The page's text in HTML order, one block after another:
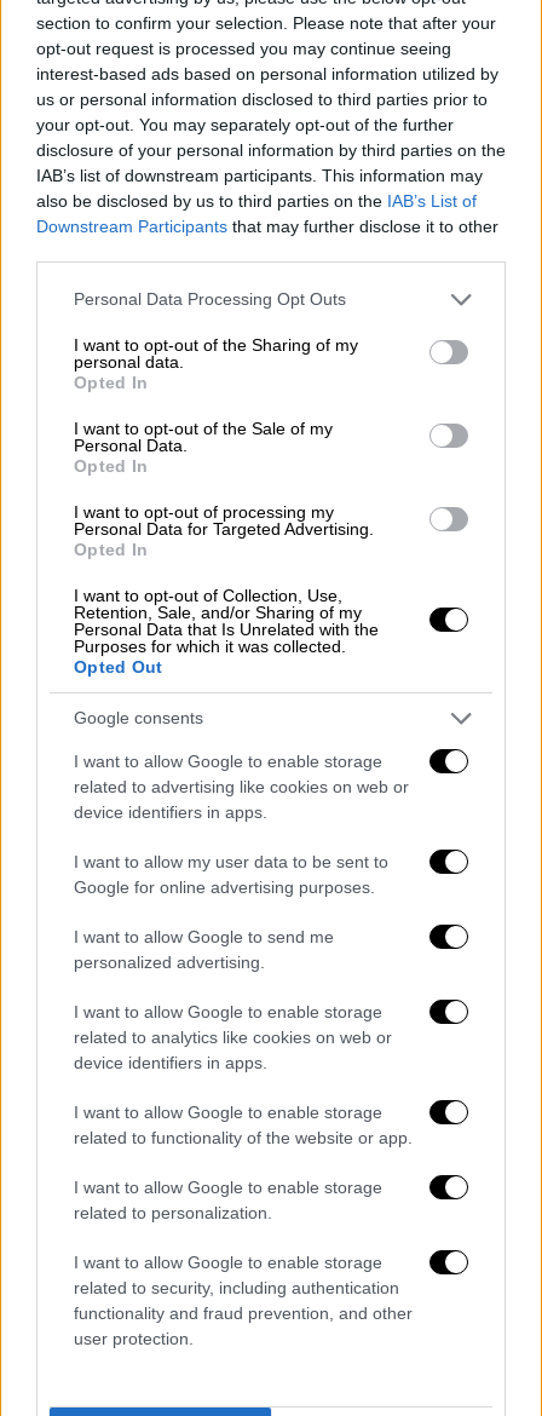
section to confirm your selection. Please note that after your
opt-out request is processed you may continue seeing
interest-based ads based on personal information utilized by
us or personal information disclosed to third parties prior to
your opt-out. You may separately opt-out of the further
disclosure of your personal information by third parties on the
IAB’s list of downstream participants. This information may
also be disclosed by us to third parties on the IAB’s List of
Downstream Participants that may further disclose it to other
Please note that this website/app uses one or more Google
not limited to your visit or usage behaviour. You may click to
grant or deny consent to Google and its third-party tags to
use your data for below specified purposes in below Google
consent section.
Personal Data Processing Opt Outs
I want to opt-out of the Sharing of my
personal data.
Opted In
I want to opt-out of the Sale of my
Personal Data.
Opted In
I want to opt-out of processing my
Personal Data for Targeted Advertising.
Opted In
I want to opt-out of Collection, Use,
Retention, Sale, and/or Sharing of my
Personal Data that Is Unrelated with the
Purposes for which it was collected.
Opted Out
Google consents
I want to allow Google to enable storage
related to advertising like cookies on web or
device identifiers in apps.
I want to allow my user data to be sent to
Google for online advertising purposes.
I want to allow Google to send me
personalized advertising.
I want to allow Google to enable storage
related to analytics like cookies on web or
device identifiers in apps.
I want to allow Google to enable storage
related to functionality of the website or app.
I want to allow Google to enable storage
related to personalization.
I want to allow Google to enable storage
related to security, including authentication
functionality and fraud prevention, and other
user protection.
Ελλάδα|19.02.2023 07:00
Έλληνες διασώστες για τον σεισμό στην
Τουρκία: «Έτσι είναι η κόλαση - Οι
Τούρκοι χαιρετούσαν στρατιωτικά τη
γαλανόλευκη»
Η Χριστίνα Ρίτσου και ο Βασίλης
Δρακονταΐδης μέλη της Επίλεκτης Ομάδας
Ειδικών Αποστολών Ελλάδος (ΕΠ.ΟΜ.Ε.Α.)
αποκαλύπτουν στο ethnos.gr τις
συγκλονιστικές στιγμές που έζησαν στα
χαλάσματα της πόλης Καχραμάνμαρας.
Κόσμος|15.08.2022 22:15
Πόσοι πιστεύουν στην... Κόλαση; Στην
Ελλάδα είναι πολλοί - Τα ποσοστά ανά
Τα μικρότερα και τα μεγαλύτερα ποσοστά
τις ευρωπαϊκές χώρες